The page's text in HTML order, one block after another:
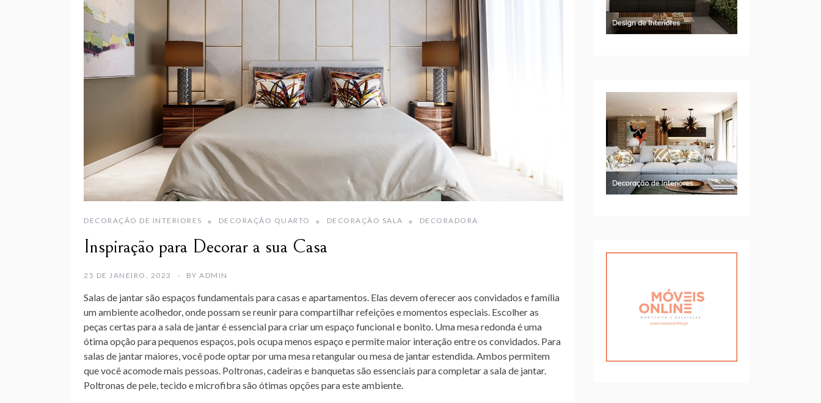
DECORAÇÃO DE INTERIORES DECORAÇÃO QUARTO DECORAÇÃO SALA DECORADORA
Inspiração para Decorar a sua Casa
25 DE JANEIRO, 2023 BY ADMIN
Salas de jantar são espaços fundamentais para casas e apartamentos. Elas devem oferecer aos convidados e família
um ambiente acolhedor, onde possam se reunir para compartilhar refeições e momentos especiais. Escolher as
peças certas para a sala de jantar é essencial para criar um espaço funcional e bonito. Uma mesa redonda é uma
ótima opção para pequenos espaços, pois ocupa menos espaço e permite maior interação entre os convidados. Para
salas de jantar maiores, você pode optar por uma mesa retangular ou mesa de jantar estendida. Ambos permitem
que você acomode mais pessoas. Poltronas, cadeiras e banquetas são essenciais para completar a sala de jantar.
Poltronas de pele, tecido e microfibra são ótimas opções para este ambiente.